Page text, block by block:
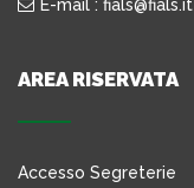
E-mail : fials@fials.it
AREA RISERVATA
Accesso Segreterie